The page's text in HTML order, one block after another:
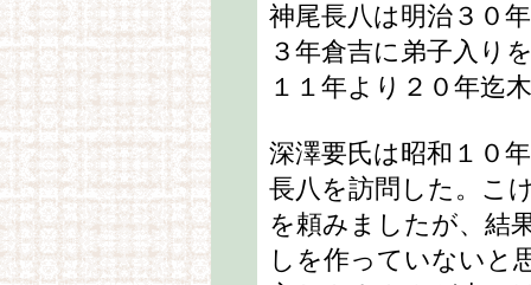
神尾長八は明治３０
３年倉吉に弟子入り
１１年より２０年迄
深澤要氏は昭和１０
長八を訪問した。こ
を頼みましたが、結
しを作っていないと